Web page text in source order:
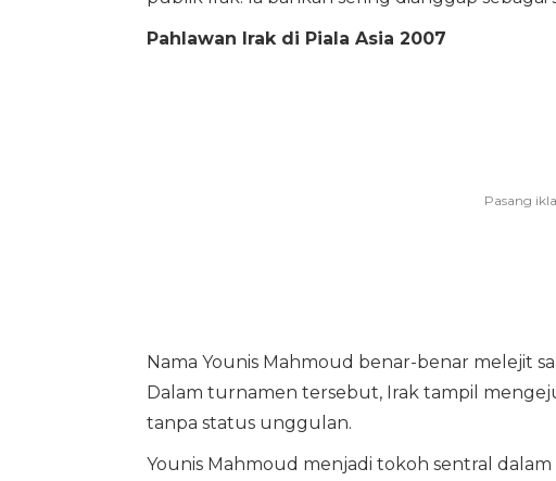
Pahlawan Irak di Piala Asia 2007
Nama Younis Mahmoud benar-benar melejit
Dalam turnamen tersebut, Irak tampil
tanpa status unggulan.
Younis Mahmoud menjadi tokoh sentral